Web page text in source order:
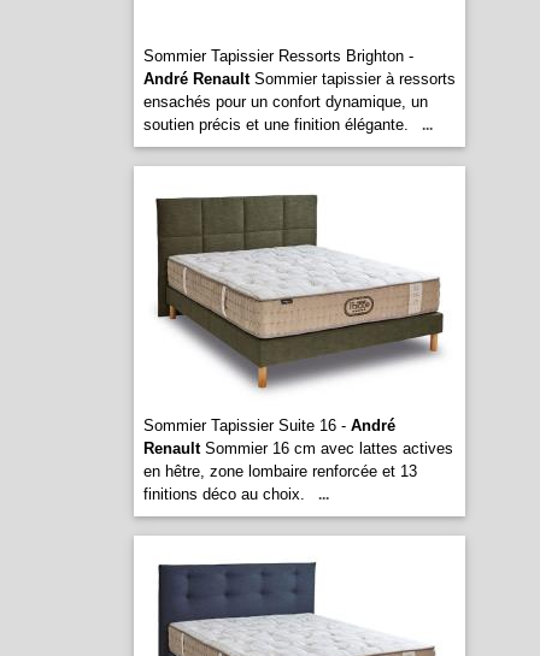
Sommier Tapissier Ressorts Brighton -
André RenaultSommier tapissier à ressorts
ensachés pour un confort dynamique, un
soutien précis et une finition élégante.
...
Sommier Tapissier Suite 16 - André
RenaultSommier 16 cm avec lattes actives
en hêtre, zone lombaire renforcée et 13
finitions déco au choix.
...